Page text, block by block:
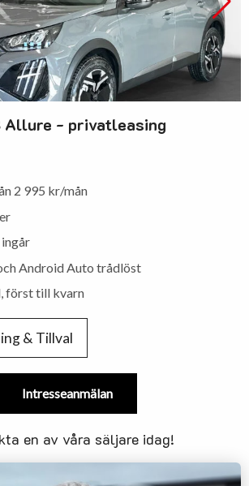
Allure - privatleasing
2 995 kr/mån
Android Auto trådlöst
först till kvarn
& Tillval
Intresseanmälan
en av våra säljare idag!